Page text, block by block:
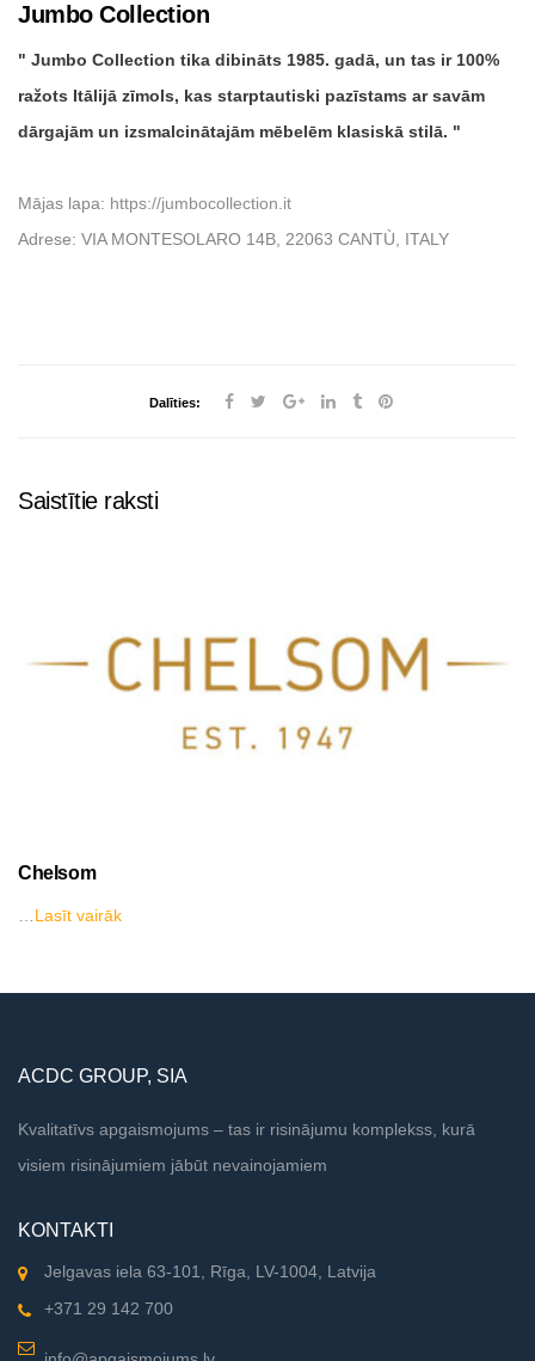
Jumbo Collection
Jumbo Collection tika dibināts 1985. gadā, un tas ir 100%
ražots Itālijā zīmols, kas starptautiski pazīstams ar savām
dārgajām un izsmalcinātajām mēbelēm klasiskā stilā.
Mājas lapa: https://jumbocollection.it
Adrese: VIA MONTESOLARO 14B, 22063 CANTÙ, ITALY
Dalīties:
Saistītie raksti
Chelsom
Lasīt vairāk
ACDC GROUP, SIA
Kvalitatīvs apgaismojums – tas ir risinājumu komplekss, kurā
visiem risinājumiem jābūt nevainojamiem
KONTAKTI
Jelgavas iela 63-101, Rīga, LV-1004, Latvija
+371 29 142 700